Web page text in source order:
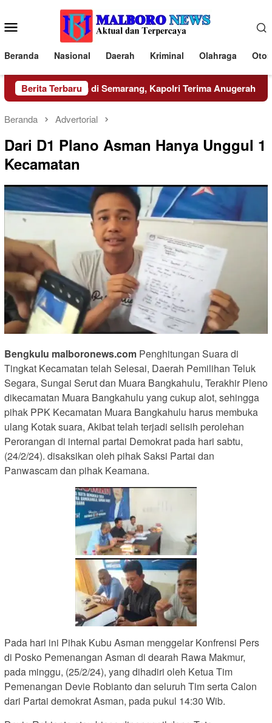
konten
Menu
Mobile
Beranda Nasional Daerah Kriminal Olahraga
Berita Terbaru
Dibuka di Semarang, Kapolri Terima Anugerah Anggota
Beranda Advertorial
Dari D1 Plano Asman Hanya Unggul 1
Kecamatan
Bengkulu malboronews.com Penghitungan Suara di
Tingkat Kecamatan telah Selesai, Daerah Pemilihan Teluk
Segara, Sungai Serut dan Muara Bangkahulu, Terakhir Pleno
dikecamatan Muara Bangkahulu yang cukup alot, sehingga
pihak PPK Kecamatan Muara Bangkahulu harus membuka
ulang Kotak suara, Akibat telah terjadi selisih perolehan
Perorangan di internal partai Demokrat pada hari sabtu,
(24/2/24). disaksikan oleh pihak Saksi Partai dan
Panwascam dan pihak Keamana.
Pada hari ini Pihak Kubu Asman menggelar Konfrensi Pers
di Posko Pemenangan Asman di dearah Rawa Makmur,
pada minggu, (25/2/24), yang dihadiri oleh Ketua Tim
Pemenangan Devie Robianto dan seluruh Tim serta Calon
dari Partai demokrat Asman, pada pukul 14:30 Wib.